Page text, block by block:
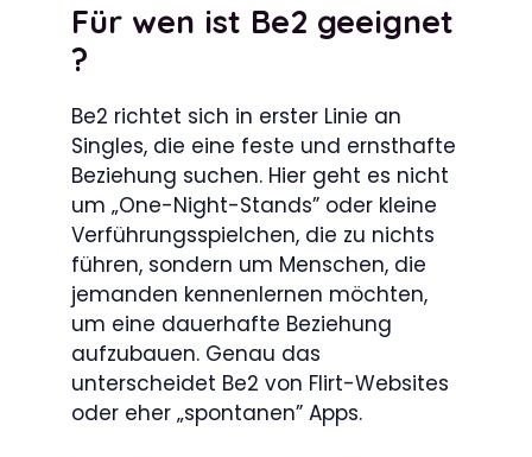
Für wen ist Be2 geeignet
?
Be2 richtet sich in erster Linie an
Singles, die eine feste und ernsthafte
Beziehung suchen. Hier geht es nicht
um „One-Night-Stands” oder kleine
Verführungsspielchen, die zu nichts
führen, sondern um Menschen, die
jemanden kennenlernen möchten,
um eine dauerhafte Beziehung
aufzubauen. Genau das
unterscheidet Be2 von Flirt-Websites
oder eher „spontanen” Apps.